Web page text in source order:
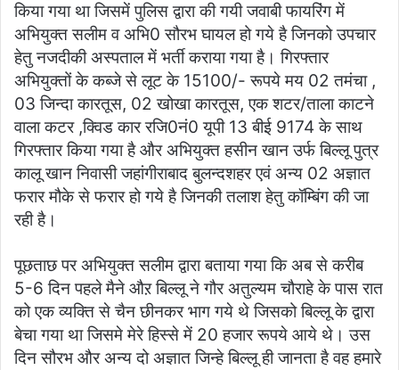
किया गया था जिसमें पुलिस द्वारा की गयी जवाबी फायरिंग में
अभियुक्त सलीम व अभि0 सौरभ घायल हो गये है जिनको उपचार
हेतु नजदीकी अस्पताल में भर्ती कराया गया है। गिरफ्तार
अभियुक्तों के कब्जे से लूट के 15100/- रूपये मय 02 तमंचा ,
03 जिन्दा कारतूस, 02 खोखा कारतूस, एक शटर/ताला काटने
वाला कटर ,क्विड कार रजि0नं0 यूपी 13 बीई 9174 के साथ
गिरफ्तार किया गया है और अभियुक्त हसीन खान उर्फ बिल्लू पुत्र
कालू खान निवासी जहांगीराबाद बुलन्दशहर एवं अन्य 02 अज्ञात
फरार मौके से फरार हो गये है जिनकी तलाश हेतु कॉम्बिंग की जा
रही है।
पूछताछ पर अभियुक्त सलीम द्वारा बताया गया कि अब से करीब
5-6 दिन पहले मैने औऱ बिल्लू ने गौर अतुल्यम चौराहे के पास रात
को एक व्यक्ति से चैन छीनकर भाग गये थे जिसको बिल्लू के द्वारा
बेचा गया था जिसमे मेरे हिस्से में 20 हजार रूपये आये थे। उस
दिन सौरभ और अन्य दो अज्ञात जिन्हे बिल्लू ही जानता है वह हमारे